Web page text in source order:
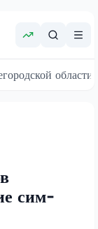
области
сим-